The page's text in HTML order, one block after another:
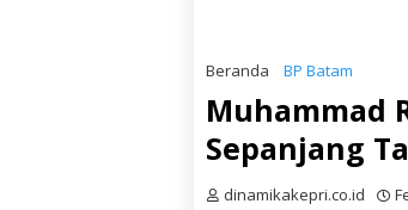
Beranda BP Batam
Muhammad
Sepanjang
dinamikakepri.co.id